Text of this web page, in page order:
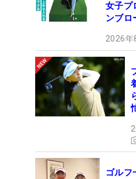
女子プ
ンブロ
2026年
ゴル